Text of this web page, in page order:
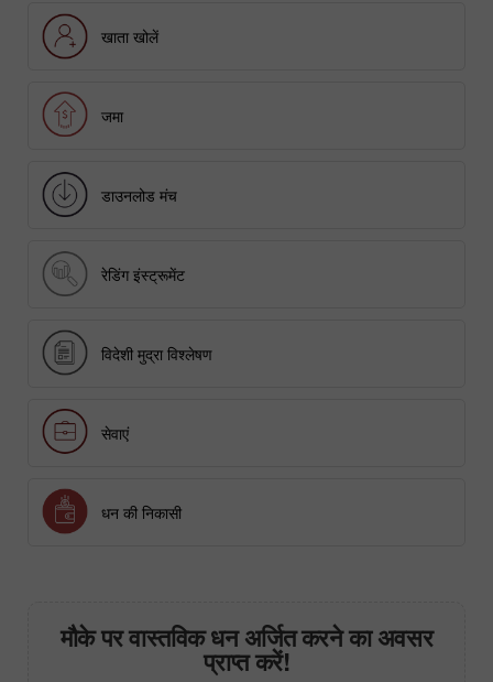
खाता खोलें
जमा
डाउनलोड मंच
रेडिंग इंस्ट्रूमेंट
विदेशी मुद्रा विश्लेषण
सेवाएं
धन की निकासी
मौके पर वास्तविक धन अर्जित करने का अवसर
प्राप्त करें!